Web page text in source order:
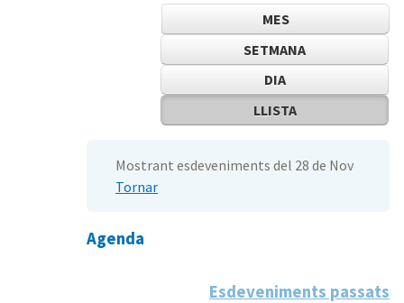
MES
SETMANA
DIA
LLISTA
Mostrant esdeveniments del 28 de Nov
Tornar
Agenda
Esdeveniments passats